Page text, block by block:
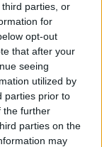
parties, or
for
opt-out
that after your
seeing
utilized by
parties prior to
the further
parties on the
may
video + text